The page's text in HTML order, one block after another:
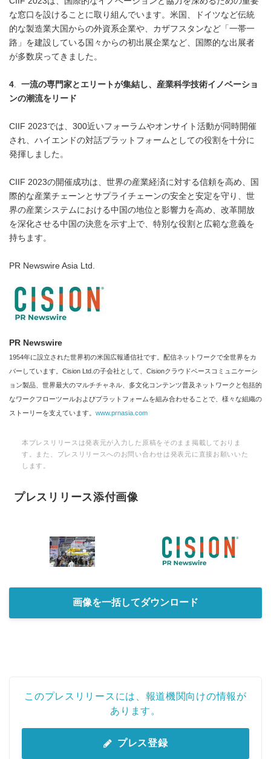
な窓口を設けることに取り組んでいます。米国、ドイツなど伝統
的な製造業大国からの外資系企業や、カザフスタンなど「一帯一
路」を建設している国々からの初出展企業など、国際的な出展者
が多数戻ってきました。
4
一流の専門家とエリートが集結し、産業科学技術イノベーショ
ンの潮流をリード
CIIF 2023では、300近いフォーラムやオンサイト活動が同時開催
され、ハイエンドの対話プラットフォームとしての役割を十分に
発揮しました。
CIIF 2023の開催成功は、世界の産業経済に対する信頼を高め、国
際的な産業チェーンとサプライチェーンの安全と安定を守り、世
界の産業システムにおける中国の地位と影響力を高め、改革開放
を深化させる中国の決意を示す上で、特別な役割と広範な意義を
持ちます。
PR Newswire Asia Ltd.
PR Newswire
1954年に設立された世界初の米国広報通信社です。配信ネットワークで全世界をカ
バーしています。Cision Ltd.の子会社として、Cisionクラウドベースコミュニケーシ
ョン製品、世界最大のマルチチャネル、多文化コンテンツ普及ネットワークと包括的
なワークフローツールおよびプラットフォームを組み合わせることで、様々な組織の
ストーリーを支えています。 www.prnasia.com
本プレスリリースは発表元が入力した原稿をそのまま掲載しておりま
す。また、プレスリリースへのお問い合わせは発表元に直接お願いいた
します。
プレスリリース添付画像
画像を一括してダウンロード
このプレスリリースには、報道機関向けの情報が
あります。
プレス登録